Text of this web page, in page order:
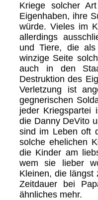
Kriege solcher
Eigenhaben, ihre
würde. Vieles im
allerdings
und Tiere, die
winzige Seite
auch in den
Destruktion des
Verletzung ist
gegnerischen
jeder Kriegspartei
die Danny DeVito
sind im Leben oft
solche ehelichen
die Kinder am
wem sie lieber
Kleinen, die längst
Zeitdauer bei
ähnliches mehr.